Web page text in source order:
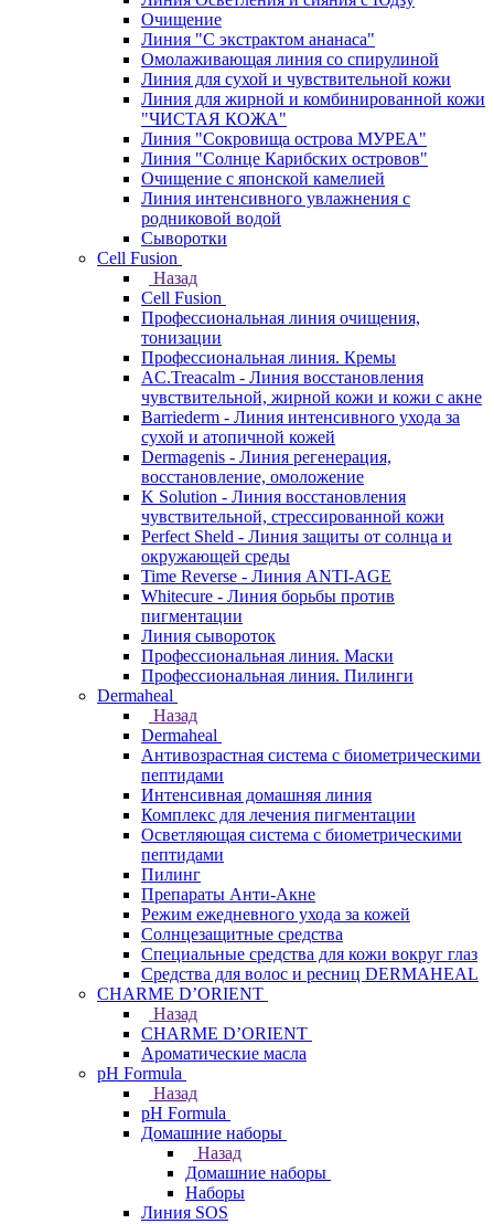
Очищение
Линия "С экстрактом ананаса"
Омолаживающая линия со спирулиной
Линия для сухой и чувствительной кожи
Линия для жирной и комбинированной кожи
"ЧИСТАЯ КОЖА"
Линия "Сокровища острова МУРЕА"
Линия "Солнце Карибских островов"
Очищение с японской камелией
Линия интенсивного увлажнения с
родниковой водой
Сыворотки
Cell Fusion
Назад
Cell Fusion
Профессиональная линия очищения,
тонизации
Профессиональная линия. Кремы
AC.Treacalm - Линия восстановления
чувствительной, жирной кожи и кожи с акне
Barriederm - Линия интенсивного ухода за
сухой и атопичной кожей
Dermagenis - Линия регенерация,
восстановление, омоложение
K Solution - Линия восстановления
чувствительной, стрессированной кожи
Perfect Sheld - Линия защиты от солнца и
окружающей среды
Time Reverse - Линия ANTI-AGE
Whitecure - Линия борьбы против
пигментации
Линия сывороток
Профессиональная линия. Маски
Профессиональная линия. Пилинги
Dermaheal
Назад
Dermaheal
Антивозрастная система с биометрическими
пептидами
Интенсивная домашняя линия
Комплекс для лечения пигментации
Осветляющая система с биометрическими
пептидами
Пилинг
Препараты Анти-Акне
Режим ежедневного ухода за кожей
Солнцезащитные средства
Специальные средства для кожи вокруг глаз
Средства для волос и ресниц DERMAHEAL
CHARME D’ORIENT
Назад
CHARME D’ORIENT
Ароматические масла
pH Formula
Назад
pH Formula
Домашние наборы
Назад
Домашние наборы
Наборы
Линия SOS